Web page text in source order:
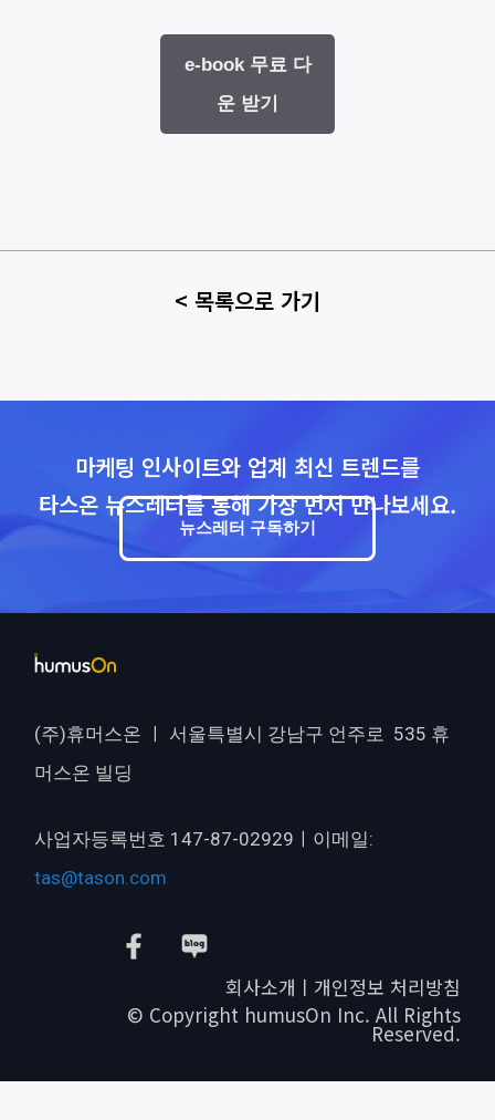
e-book 무료 다
운 받기
< 목록으로 가기
마케팅 인사이트와 업계 최신 트렌드를
타스온 뉴스레터를 통해 가장 먼저 만나보세요.
뉴스레터 구독하기
(주)휴머스온 ㅣ 서울특별시 강남구 언주로 535 휴
머스온 빌딩
사업자등록번호 147-87-02929ㅣ이메일:
tas@tason.com
회사소개ㅣ개인정보 처리방침
© Copyright humusOn Inc. All Rights
Reserved.